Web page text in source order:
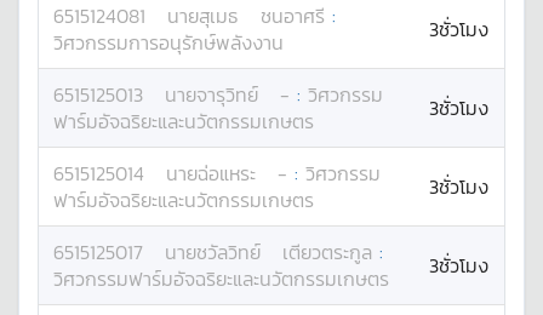
6515124081 นายสุเมธ ชนอาศรี :
วิศวกรรมการอนุรักษ์พลังงาน
3ชั่วโมง
6515125013 นายจารุวิทย์ - : วิศวกรรม
ฟาร์มอัจฉริยะและนวัตกรรมเกษตร
3ชั่วโมง
6515125014 นายฉ่อแหระ - : วิศวกรรม
ฟาร์มอัจฉริยะและนวัตกรรมเกษตร
3ชั่วโมง
6515125017 นายชวัลวิทย์ เตียวตระกูล :
วิศวกรรมฟาร์มอัจฉริยะและนวัตกรรมเกษตร
3ชั่วโมง